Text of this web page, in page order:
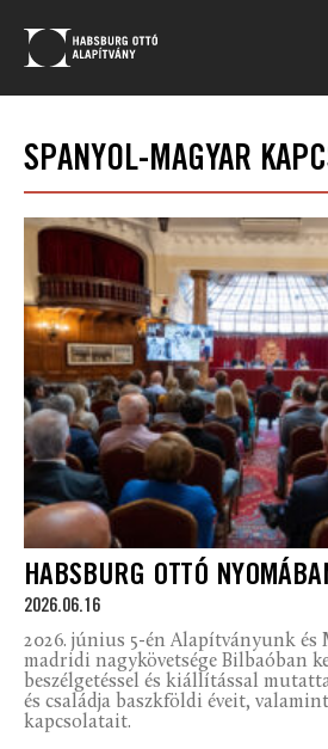
SPANYOL-MAGYAR
HABSBURG OTTÓ
2026.06.16
2026. június 5-én Alapítványunk és
madridi nagykövetsége Bilbaóban
beszélgetéssel és kiállítással
és családja baszkföldi éveit,
kapcsolatait.